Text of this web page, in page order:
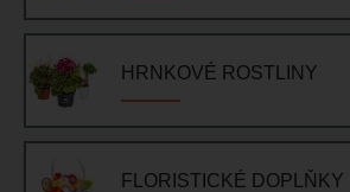
HRNKOVÉ ROSTLINY
FLORISTICKÉ DOPLŇKY